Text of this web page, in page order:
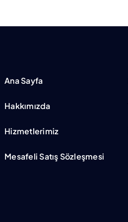
Ana Sayfa
Hakkımızda
Hizmetlerimiz
Mesafeli Satış Sözleşmesi